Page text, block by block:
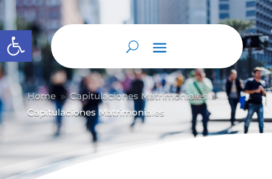
Abrir barra de herramientas
Home 9 Capitulaciones Matrimoniales 9
Capitulaciones Matrimoniales